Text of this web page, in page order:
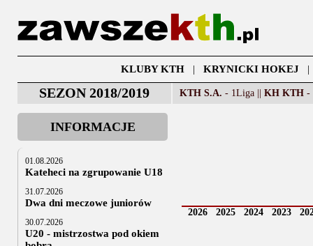
KLUBY KTH| KRYNICKI HOKEJ
SEZON 2018/2019 KTH S.A. - 1Liga || KH KTH -
INFORMACJE
01.08.2026
Kateheci na zgrupowanie U18
31.07.2026
Dwa dni meczowe juniorów
30.07.2026
U20 - mistrzostwa pod okiem
2026 2025 2024 2023